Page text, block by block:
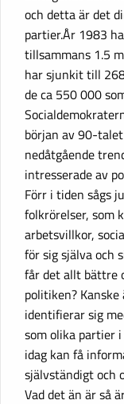
och detta är det
partier.År 1983
tillsammans 1.5
har sjunkit till
de ca 550 000
början av 90-
nedåtgående
intresserade av
Förr i tiden sågs
folkrörelser, som
arbetsvillkor,
för sig själva och
får det allt bättre
politiken?
identifierar sig
som olika partier
idag kan få
självständigt och
Vad det än är så